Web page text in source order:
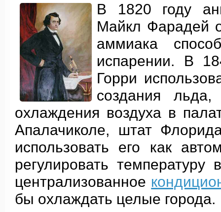
В 1820 году
Майкл Фарадей
аммиака
испарении. В
Горри
создания
охлаждения воздуха в
Апалачиколе, штат
использовать его как
регулировать
централизованное
бы охлаждать целые города.